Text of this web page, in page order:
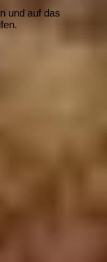
und auf das